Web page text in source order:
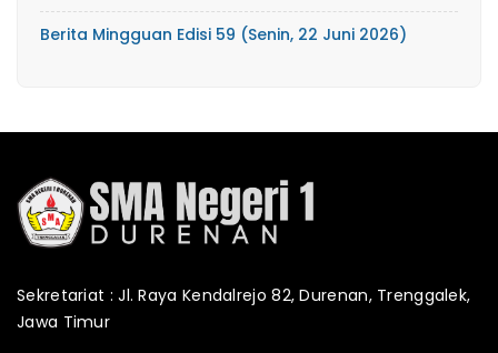
Berita Mingguan Edisi 59 (Senin, 22 Juni 2026)
Sekretariat : Jl. Raya Kendalrejo 82, Durenan, Trenggalek,
Jawa Timur